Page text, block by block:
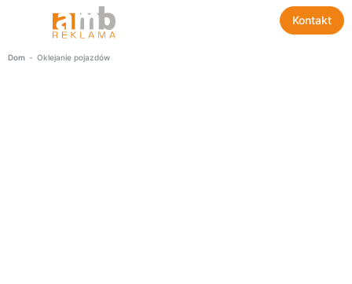
Kontakt
Dom - Oklejanie pojazdów